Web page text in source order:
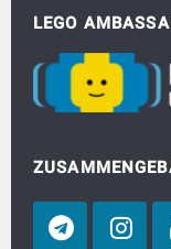
LEGO